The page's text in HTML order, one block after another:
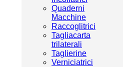
Quaderni
Macchine
Raccoglitrici
Tagliacarta
trilaterali
Taglierine
Verniciatrici